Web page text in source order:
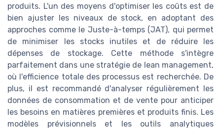
produits. L'un des moyens d'optimiser les coûts est de
bien ajuster les niveaux de stock, en adoptant des
approches comme le Juste-à-temps (JAT), qui permet
de minimiser les stocks inutiles et de réduire les
dépenses de stockage. Cette méthode s'intègre
parfaitement dans une stratégie de lean management,
où l'efficience totale des processus est recherchée. De
plus, il est recommandé d'analyser régulièrement les
données de consommation et de vente pour anticiper
les besoins en matières premières et produits finis. Les
modèles prévisionnels et les outils analytiques